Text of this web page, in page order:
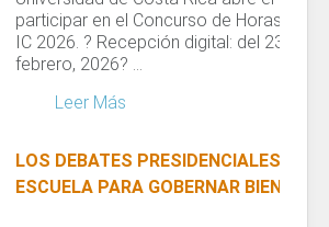
Concurso de Horas Estudiante –
digital: del 23 al 25 de
...
PRESIDENCIALES: UNA
GOBERNAR BIEN